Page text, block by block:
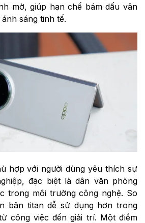
mờ, giúp hạn chế bám dấu vân
sáng tinh tế.
hợp với người dùng yêu thích sự
đặc biệt là dân văn phòng
trong môi trường công nghệ. So
bản titan dễ sử dụng hơn trong
công việc đến giải trí. Một điểm